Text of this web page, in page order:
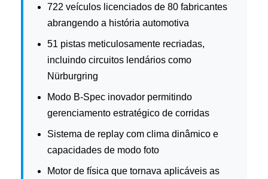
722 veículos licenciados de 80 fabricantes
abrangendo a história automotiva
51 pistas meticulosamente recriadas,
incluindo circuitos lendários como
Nürburgring
Modo B-Spec inovador permitindo
gerenciamento estratégico de corridas
Sistema de replay com clima dinâmico e
capacidades de modo foto
Motor de física que tornava aplicáveis as